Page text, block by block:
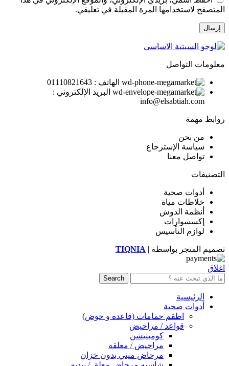
المتصفح لاستخدامها المرة المقبلة في تعليقي.
معلومات التواصل
الهاتف : 01110821643
البريد الإلكتروني :
info@elsabtiah.com
روابط مهمة
من نحن
سياسة الإسترجاع
تواصل معنا
التصنيفات
أدوات صحية
خلاطات مياة
أنظمة الدوش
إكسسوارات
لوازم التأسيس
تصميم المتجر بواسطة | TIQNIA
اغلاق
Search
الرئيسية
أدوات صحية
اطقم حمامات (قاعده و حوض)
قواعد / مراحيض
كومبنيشن
مراحيض / معلقه
مرحاض ميني بدون خزان